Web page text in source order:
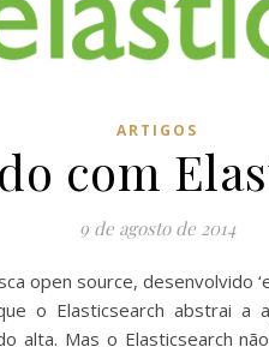
ARTIGOS
com
9 de agosto de 2014
open source, desenvolvido
o Elasticsearch abstrai a
alta. Mas o Elasticsearch